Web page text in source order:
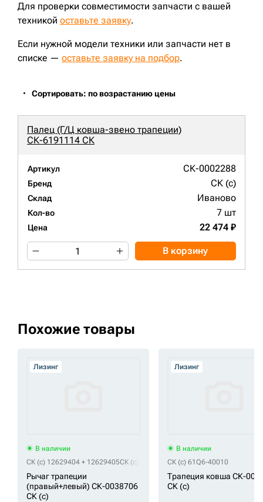
Для проверки совместимости запчасти с вашей
техникой оставьте заявку.
Если нужной модели техники или запчасти нет в
списке — оставьте заявку на подбор.
Сортировать: по возрастанию цены
Палец (Г/Ц ковша-звено трапеции)
СК-6191114 СК
Артикул СК-0002288
Бренд СК (c)
Склад Иваново
Кол-во 7 шт
Цена 22 474 ₽
В корзину
Похожие товары
Лизинг
В наличии
СК (c) 12629404 + 12629405СК (c) СК-0038706
Рычаг трапеции
(правый+левый) СК-0038706
СК (c)
Лизинг
В наличии
СК (c) 61Q6-40010
Трапеция ковша СК-
СК (c)